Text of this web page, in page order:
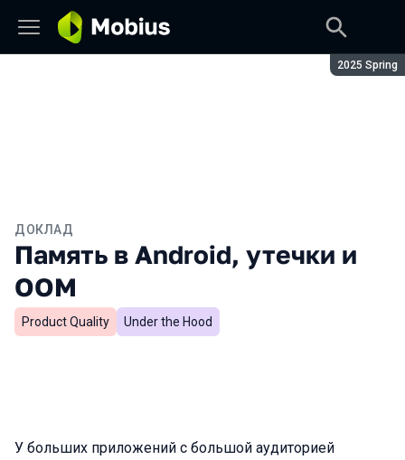
Сезон:
2025 Spring
ДОКЛАД
Память в Android, утечки и
OOM
Product Quality Under the Hood
У больших приложений с большой аудиторией